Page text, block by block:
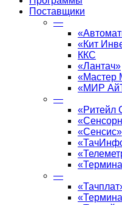
Поставщики
—
«Кит
ККС
«Лантач»
«Мастер
«МИР
—
«Ритейл
«Сенсис»
—